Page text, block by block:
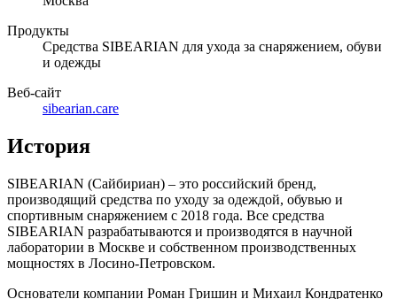
Продукты
Средства SIBEARIAN для ухода за снаряжением, обуви
и одежды
Веб-сайт
sibearian.care
История
SIBEARIAN (Сайбириан) – это российский бренд,
производящий средства по уходу за одеждой, обувью и
спортивным снаряжением с 2018 года. Все средства
SIBEARIAN разрабатываются и производятся в научной
лаборатории в Москве и собственном производственных
мощностях в Лосино-Петровском.
Основатели компании Роман Гришин и Михаил Кондратенко